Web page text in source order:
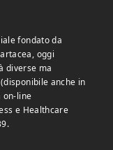
fondato da
oggi
diverse ma
anche in
on-line
e Healthcare